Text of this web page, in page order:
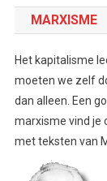
MARXISME
Het kapitalisme
moeten we zelf
dan alleen. Een
marxisme vind je
met teksten van